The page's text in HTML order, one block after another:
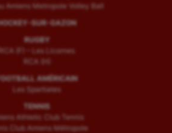
Amiens Metropole Volley Ball
SUR-GAZON
RUGBY
RCA (F) – Les Licornes
RCA (H)
AMÉRICAIN
Les Spartiates
TENNIS
Athletic Club Tennis
Club Amiens Métropole